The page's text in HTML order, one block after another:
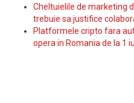
Cheltuielile de marketing
trebuie sa justifice
Platformele cripto fara
opera in Romania de la 1